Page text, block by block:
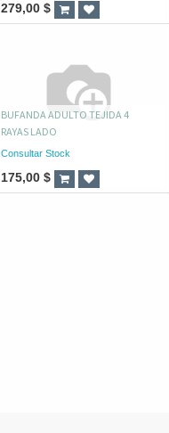
279,00 $
BUFANDA ADULTO TEJIDA 4
RAYAS LADO
Consultar Stock
175,00 $